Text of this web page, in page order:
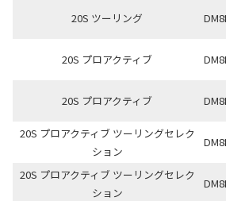
20S ツーリング
20S プロアクティブ
20S プロアクティブ
20S プロアクティブ ツーリングセレク
ション
20S プロアクティブ ツーリングセレク
ション